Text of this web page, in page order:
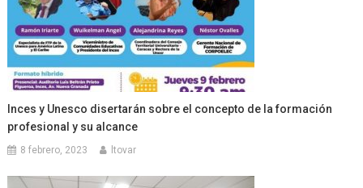
Inces y Unesco disertarán sobre el concepto de la formación
profesional y su alcance
8 febrero, 2023 ltovar